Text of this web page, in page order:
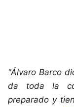
"Álvaro Barco
da toda la
preparado y